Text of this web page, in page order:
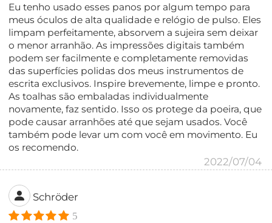
Eu tenho usado esses panos por algum tempo para
meus óculos de alta qualidade e relógio de pulso. Eles
limpam perfeitamente, absorvem a sujeira sem deixar
o menor arranhão. As impressões digitais também
podem ser facilmente e completamente removidas
das superfícies polidas dos meus instrumentos de
escrita exclusivos. Inspire brevemente, limpe e pronto.
As toalhas são embaladas individualmente
novamente, faz sentido. Isso os protege da poeira, que
pode causar arranhões até que sejam usados. Você
também pode levar um com você em movimento. Eu
os recomendo.
2022/07/04
Schröder
5